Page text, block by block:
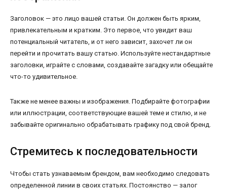
Заголовок — это лицо вашей статьи. Он должен быть ярким,
привлекательным и кратким. Это первое, что увидит ваш
потенциальный читатель, и от него зависит, захочет ли он
перейти и прочитать вашу статью. Используйте нестандартные
заголовки, играйте с словами, создавайте загадку или обещайте
что-то удивительное.
Также не менее важны и изображения. Подбирайте фотографии
или иллюстрации, соответствующие вашей теме и стилю, и не
забывайте оригинально обрабатывать графику под свой бренд.
Стремитесь к последовательности
Чтобы стать узнаваемым брендом, вам необходимо следовать
определенной линии в своих статьях. Постоянство — залог